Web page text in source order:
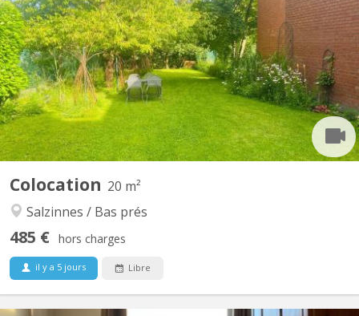
Colocation 20 m²
Salzinnes / Bas prés
485 € hors charges
il y a 5 jours Libre
Cette maison à partagée fraîchement rénovée en juillet 2024
pour étudiants ou jeunes travailleurs lumineux et calme, donne
sur un spacieux jardin agrémenté de 3 grands cerisiers. Situé non
loin de l'hôpital Saint-Elisabeth, de différentes écoles supérieures
et du centre de Namur et toutes...